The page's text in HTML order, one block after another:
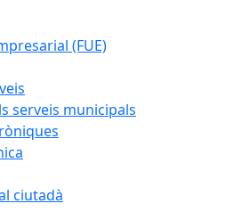
(FUE)
serveis municipals
ciutadà